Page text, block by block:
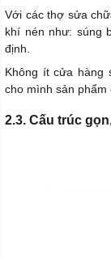
Với các thợ sửa
khí nén như: súng
định.
Không ít cửa hàng
cho mình sản phẩm
2.3. Cấu trúc